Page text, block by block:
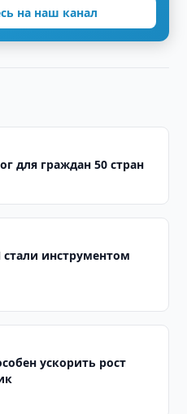
на наш канал
для граждан 50 стран
стали инструментом
ускорить рост